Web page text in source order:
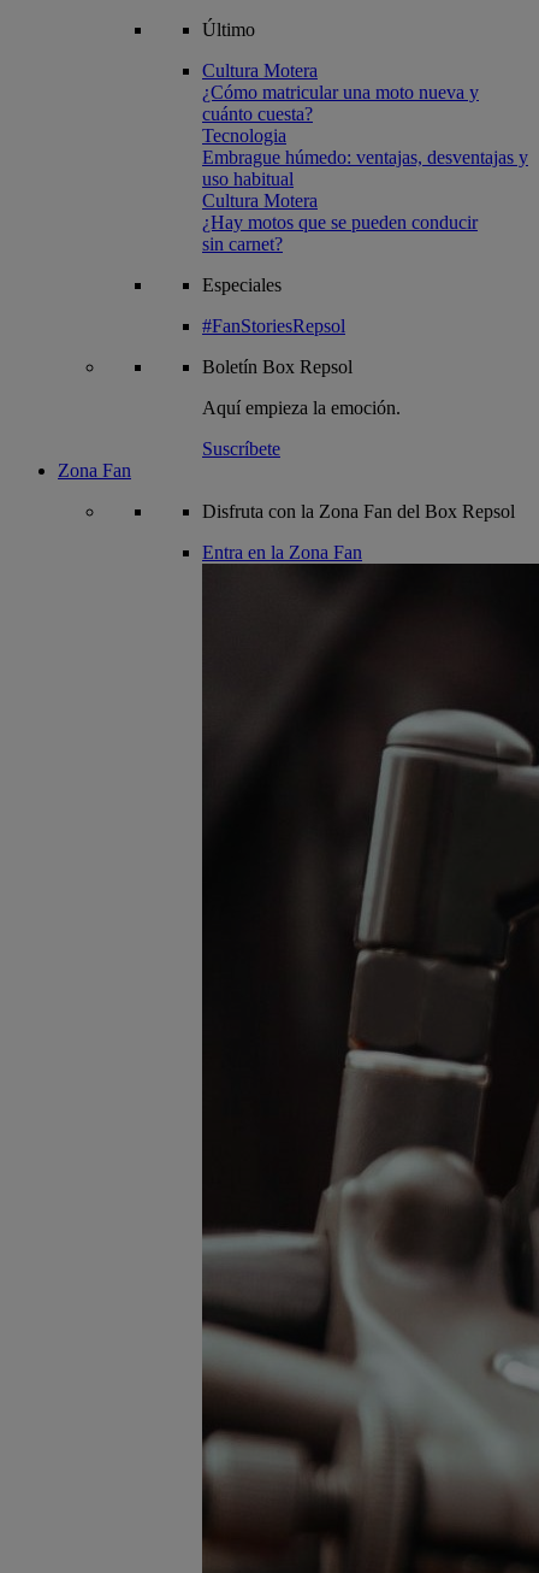
Último
Cultura Motera
¿Cómo matricular una moto nueva y
cuánto cuesta?
Tecnologia
Embrague húmedo: ventajas, desventajas y
uso habitual
Cultura Motera
¿Hay motos que se pueden conducir
sin carnet?
Especiales
#FanStoriesRepsol
Boletín Box Repsol
Aquí empieza la emoción.
Suscríbete
Zona Fan
Disfruta con la Zona Fan del Box Repsol
Entra en la Zona Fan